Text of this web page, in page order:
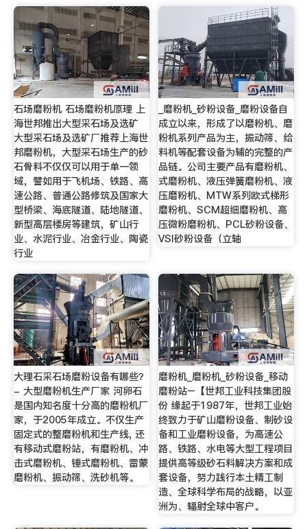
石场磨粉机 石场磨粉机原理 上
海世邦推出大型采石场及选矿
大型采石场及选矿厂推荐上海世
邦磨粉机，大型采石场生产的砂
石骨料不仅仅可以用于单一领
域，譬如用于飞机场、铁路、高
速公路、普通公路修筑及国家大
型桥梁、海底隧道、陆地隧道、
新型高层楼房等建筑，矿山行
业、水泥行业、冶金行业、陶瓷
行业
_磨粉机_砂粉设备_磨粉设备自
成立以来，形成了以磨粉机、磨
粉机系列产品为主，振动筛、给
料机等配套设备为辅的完整的产
品链。公司主要产品有磨粉机、
式磨粉机、液压弹簧磨粉机、液
压磨粉机、MTW系列欧式梯形
磨粉机、SCM超细磨粉机、高
压微粉磨粉机、PCL砂粉设备、
VSI砂粉设备（立轴
大理石采石场磨粉设备有哪些？
- 大型磨粉机生产厂家 河卵石
是国内知名度十分高的磨粉机厂
家，于2005年成立。不仅生产
固定式的整磨粉机和生产线, 还
有移动式磨粉站，有磨粉机、冲
击式磨粉机、锤式磨粉机、雷蒙
磨粉机、振动筛、洗砂机等。
磨粉机_磨粉机_砂粉设备_移动
磨粉站–【世邦工业科技集团股
份 缘起于1987年，世邦工业始
终致力于矿山磨粉设备、制砂设
备和工业磨粉设备，为高速公
路、铁路、水电等大型工程项目
提供高等级砂石料解决方案和成
套设备，努力践行本土精工制
造、全球科学布局的战略，以亚
洲为、辐射全球中客户。